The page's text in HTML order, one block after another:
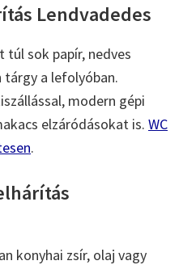
Lendvadedes
túl sok papír, nedves
a lefolyóban.
modern gépi
elzáródásokat is. WC
.
konyhai zsír, olaj vagy